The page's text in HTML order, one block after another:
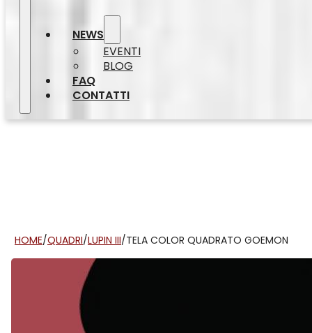
NEWS
EVENTI
BLOG
FAQ
CONTATTI
HOME/QUADRI/LUPIN III/TELA COLOR QUADRATO GOEMON